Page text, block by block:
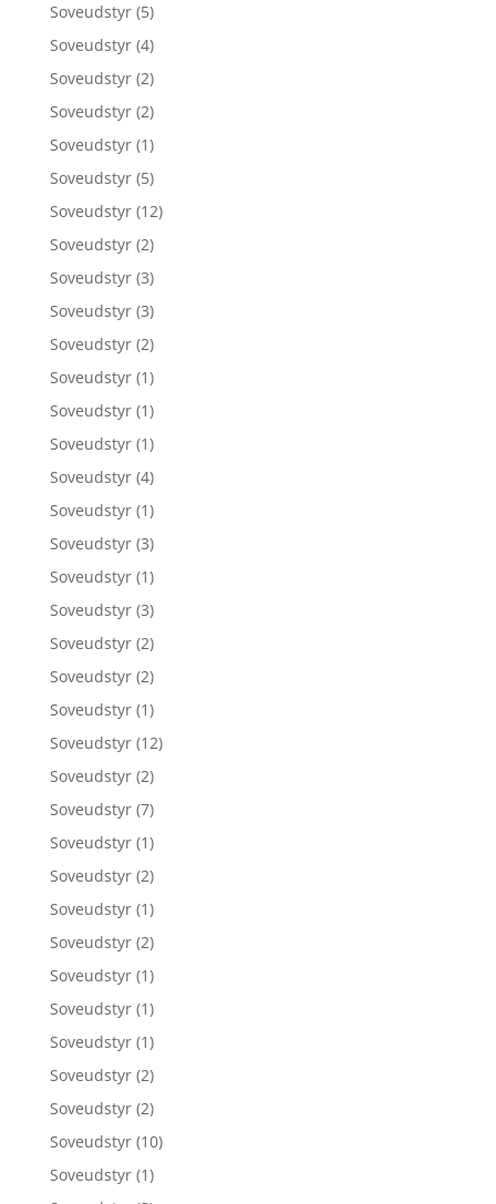
Soveudstyr (5)
Soveudstyr (4)
Soveudstyr (2)
Soveudstyr (2)
Soveudstyr (1)
Soveudstyr (5)
Soveudstyr (12)
Soveudstyr (2)
Soveudstyr (3)
Soveudstyr (3)
Soveudstyr (2)
Soveudstyr (1)
Soveudstyr (1)
Soveudstyr (1)
Soveudstyr (4)
Soveudstyr (1)
Soveudstyr (3)
Soveudstyr (1)
Soveudstyr (3)
Soveudstyr (2)
Soveudstyr (2)
Soveudstyr (1)
Soveudstyr (12)
Soveudstyr (2)
Soveudstyr (7)
Soveudstyr (1)
Soveudstyr (2)
Soveudstyr (1)
Soveudstyr (2)
Soveudstyr (1)
Soveudstyr (1)
Soveudstyr (1)
Soveudstyr (2)
Soveudstyr (2)
Soveudstyr (10)
Soveudstyr (1)